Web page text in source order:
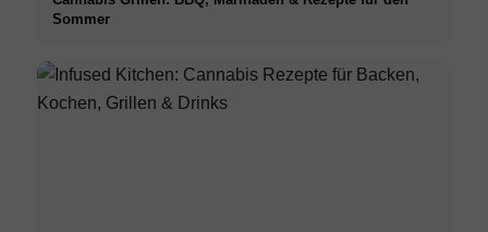
Sommer